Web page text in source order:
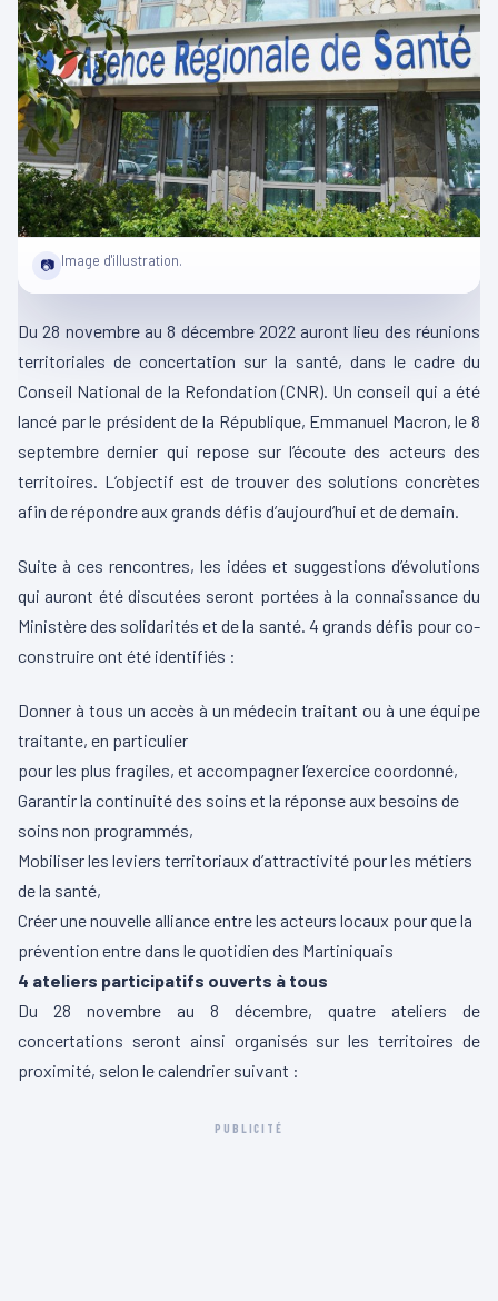
📷 Image d'illustration.
Du 28 novembre au 8 décembre 2022 auront lieu des réunions
territoriales de concertation sur la santé, dans le cadre du
Conseil National de la Refondation (CNR). Un conseil qui a été
lancé par le président de la République, Emmanuel Macron, le 8
septembre dernier qui repose sur l’écoute des acteurs des
territoires. L’objectif est de trouver des solutions concrètes
afin de répondre aux grands défis d’aujourd’hui et de demain.
Suite à ces rencontres, les idées et suggestions d’évolutions
qui auront été discutées seront portées à la connaissance du
Ministère des solidarités et de la santé. 4 grands défis pour co-
construire ont été identifiés :
Donner à tous un accès à un médecin traitant ou à une équipe
traitante, en particulier
pour les plus fragiles, et accompagner l’exercice coordonné,
Garantir la continuité des soins et la réponse aux besoins de
soins non programmés,
Mobiliser les leviers territoriaux d’attractivité pour les métiers
de la santé,
Créer une nouvelle alliance entre les acteurs locaux pour que la
prévention entre dans le quotidien des Martiniquais
4 ateliers participatifs ouverts à tous
Du 28 novembre au 8 décembre, quatre ateliers de
concertations seront ainsi organisés sur les territoires de
proximité, selon le calendrier suivant :
PUBLICITÉ